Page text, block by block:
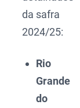
da safra
2024/25:
Rio
Grande
do